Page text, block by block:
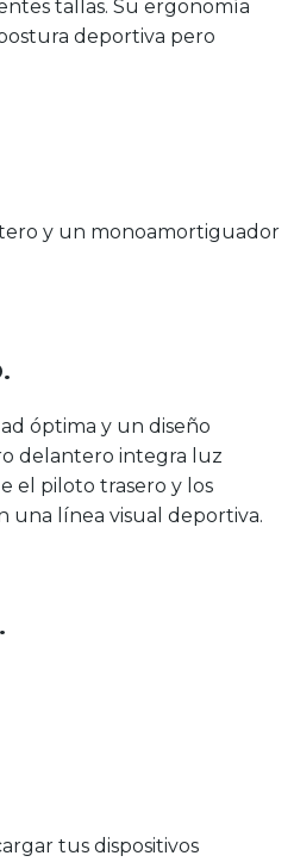
tallas. Su ergonomía
deportiva pero
y un monoamortiguador
.
óptima y un diseño
delantero integra luz
el piloto trasero y los
una línea visual deportiva.
.
tus dispositivos